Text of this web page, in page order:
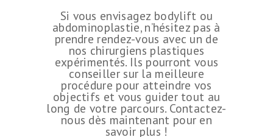
Si vous envisagez bodylift ou
abdominoplastie, n’hésitez pas à
prendre rendez-vous avec un de
nos chirurgiens plastiques
expérimentés. Ils pourront vous
conseiller sur la meilleure
procédure pour atteindre vos
objectifs et vous guider tout au
long de votre parcours. Contactez-
nous dès maintenant pour en
savoir plus !